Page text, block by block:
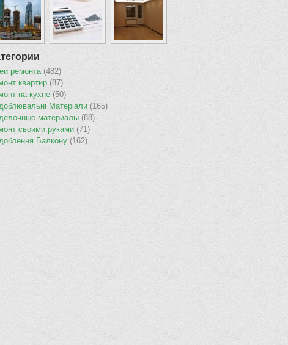
ремонта(482)
квартир (87)
на кухне (50)
Матерiали (165)
материалы (88)
своими руками (71)
Балкону (162)